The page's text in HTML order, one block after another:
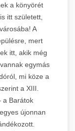
a könyörét
itt született,
A
mert
itt, akik még
egymás
mi köze a
a XIII.
a Barátok
újonnan